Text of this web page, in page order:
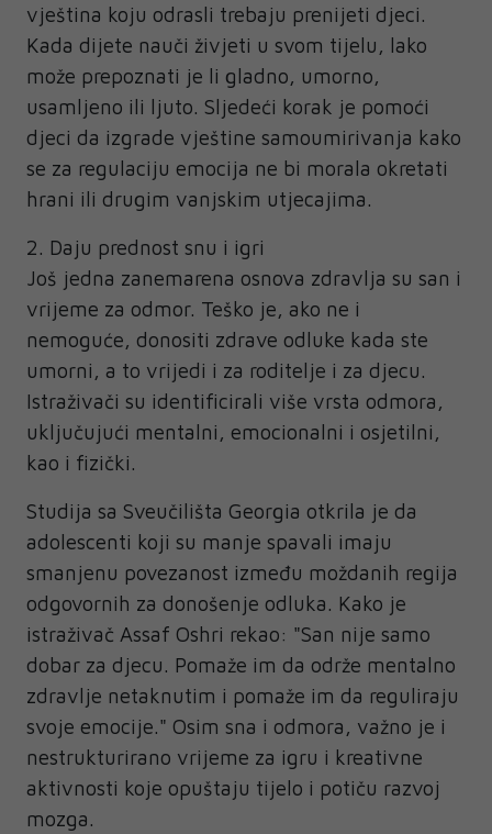
vještina koju odrasli trebaju prenijeti djeci.
Kada dijete nauči živjeti u svom tijelu, lako
može prepoznati je li gladno, umorno,
usamljeno ili ljuto. Sljedeći korak je pomoći
djeci da izgrade vještine samoumirivanja kako
se za regulaciju emocija ne bi morala okretati
hrani ili drugim vanjskim utjecajima.
2. Daju prednost snu i igri
Još jedna zanemarena osnova zdravlja su san i
vrijeme za odmor. Teško je, ako ne i
nemoguće, donositi zdrave odluke kada ste
umorni, a to vrijedi i za roditelje i za djecu.
Istraživači su identificirali više vrsta odmora,
uključujući mentalni, emocionalni i osjetilni,
kao i fizički.
Studija sa Sveučilišta Georgia otkrila je da
adolescenti koji su manje spavali imaju
smanjenu povezanost između moždanih regija
odgovornih za donošenje odluka. Kako je
istraživač Assaf Oshri rekao: "San nije samo
dobar za djecu. Pomaže im da održe mentalno
zdravlje netaknutim i pomaže im da reguliraju
svoje emocije." Osim sna i odmora, važno je i
nestrukturirano vrijeme za igru i kreativne
aktivnosti koje opuštaju tijelo i potiču razvoj
mozga.